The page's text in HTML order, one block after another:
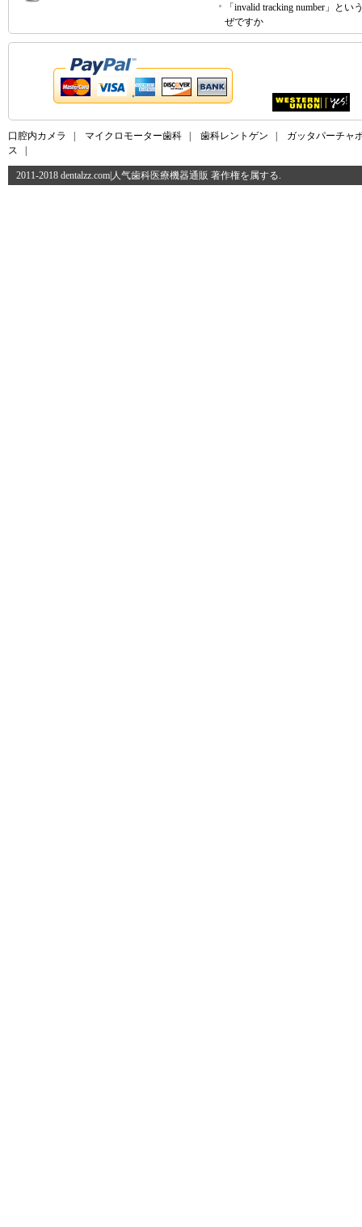
「invalid tracking number」とい
ぜですか
口腔内カメラ マイクロモーター歯科 歯科レントゲン
ガッタパーチャ
ス
2011-2018 dentalzz.com|人气歯科医療機器通販 著作権を属する.